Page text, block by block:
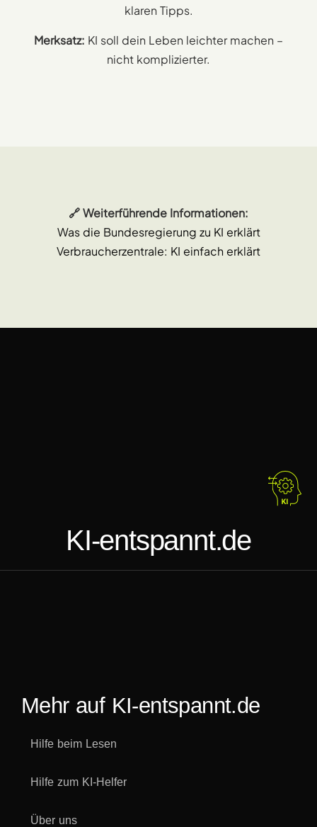
klaren Tipps.
Merksatz: KI soll dein Leben leichter machen –
nicht komplizierter.
🔗 Weiterführende Informationen:
Was die Bundesregierung zu KI erklärt
Verbraucherzentrale: KI einfach erklärt
KI-entspannt.de
Mehr auf KI-entspannt.de
Hilfe beim Lesen
Hilfe zum KI-Helfer
Über uns